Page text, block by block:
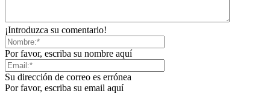
¡Introduzca su comentario!
Por favor, escriba su nombre aquí
Su dirección de correo es errónea
Por favor, escriba su email aquí